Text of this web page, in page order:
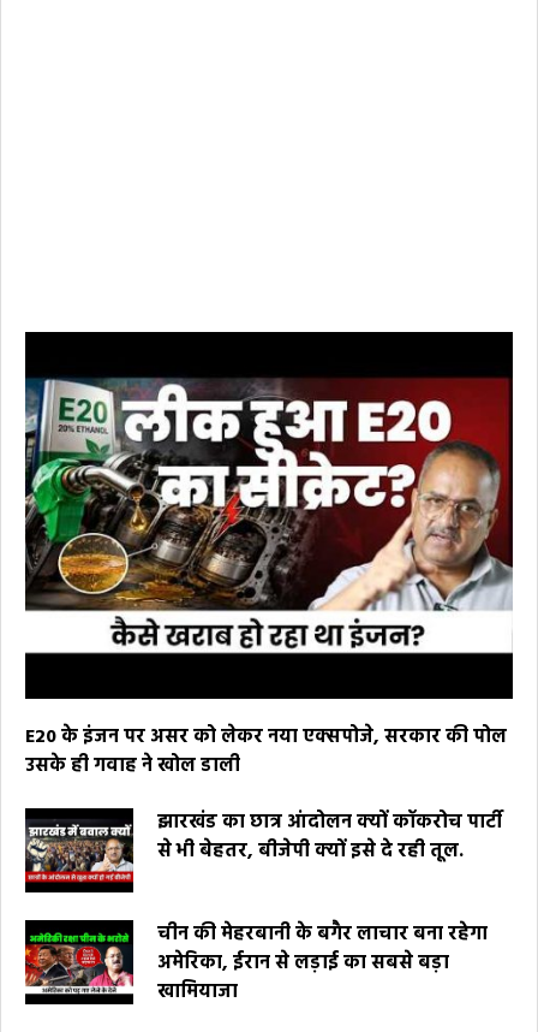
E20 के इंजन पर असर को लेकर नया एक्सपोजे, सरकार की पोल
उसके ही गवाह ने खोल डाली
झारखंड का छात्र आंदोलन क्यों कॉकरोच पार्टी
से भी बेहतर, बीजेपी क्यों इसे दे रही तूल.
चीन की मेहरबानी के बगैर लाचार बना रहेगा
अमेरिका, ईरान से लड़ाई का सबसे बड़ा
खामियाजा